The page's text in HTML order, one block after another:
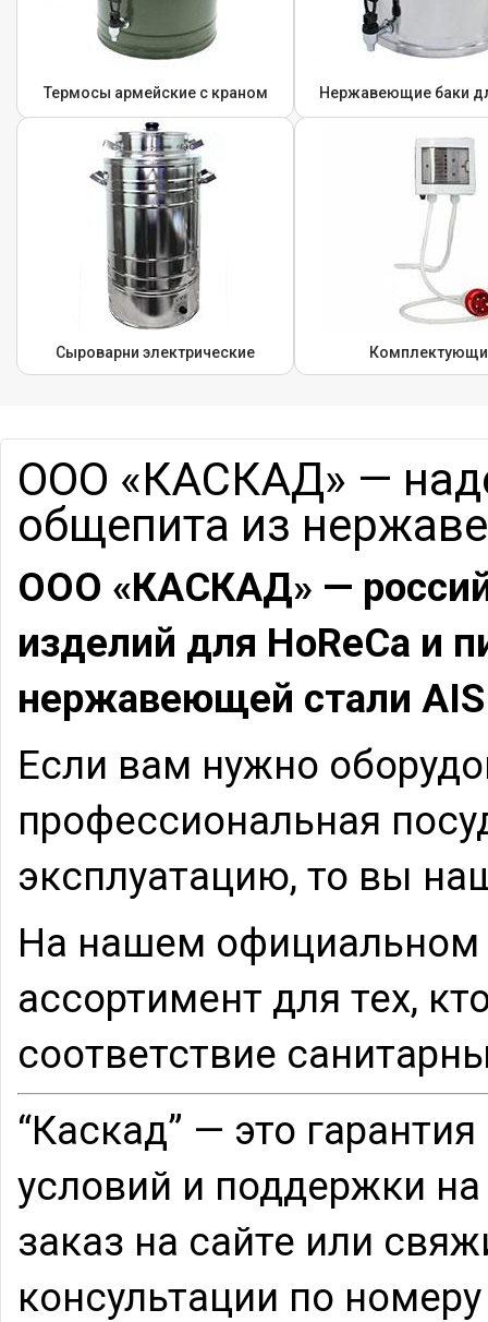
Термосы армейские с краном Нержавеющие баки
Сыроварни электрические
ООО «КАСКАД» —
общепита из
ООО «КАСКАД» —
изделий для HoReCa и
нержавеющей стали
Если вам нужно
профессиональная
эксплуатацию, то вы
На нашем официальном
ассортимент для тех,
соответствие
“Каскад” — это
условий и поддержки
заказ на сайте или
консультации по